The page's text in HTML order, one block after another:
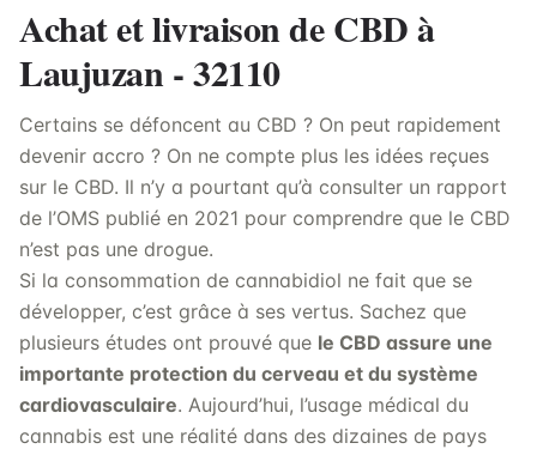
Achat et livraison de CBD à
Laujuzan - 32110
Certains se défoncent au CBD ? On peut rapidement
devenir accro ? On ne compte plus les idées reçues
sur le CBD. Il n’y a pourtant qu’à consulter un rapport
de l’OMS publié en 2021 pour comprendre que le CBD
n’est pas une drogue.
Si la consommation de cannabidiol ne fait que se
développer, c’est grâce à ses vertus. Sachez que
plusieurs études ont prouvé que le CBD assure une
importante protection du cerveau et du système
cardiovasculaire. Aujourd’hui, l’usage médical du
cannabis est une réalité dans des dizaines de pays